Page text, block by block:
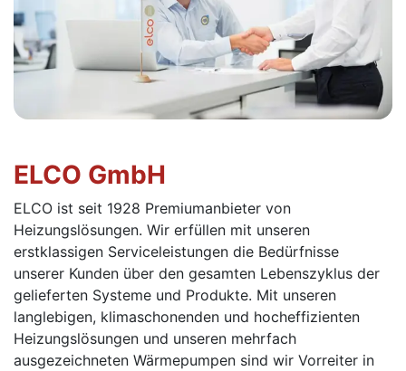
ELCO GmbH
ELCO ist seit 1928 Premiumanbieter von
Heizungslösungen. Wir erfüllen mit unseren
erstklassigen Serviceleistungen die Bedürfnisse
unserer Kunden über den gesamten Lebenszyklus der
gelieferten Systeme und Produkte. Mit unseren
langlebigen, klimaschonenden und hocheffizienten
Heizungslösungen und unseren mehrfach
ausgezeichneten Wärmepumpen sind wir Vorreiter in